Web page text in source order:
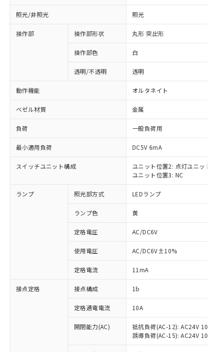
照光/非照光 照光
操作部 操作部形状 丸形 突出形
操作部色 白
透明/不透明 透明
動作機能 オルタネイト
ベゼル材質 金属
負荷 一般負荷用
最小適用負荷 DC5V 6mA
スイッチユニット構成
ユニット位置2: 点灯ユニット
ユニット位置3: NC
ランプ 照光部方式 LEDランプ
ランプ色 黄
定格電圧 AC/DC6V
使用電圧 AC/DC6V±10%
定格電流 11mA
接点定格 接点構成 1b
定格通電電流 10A
開閉能力(AC)
抵抗負荷(AC-12): AC24V 10A/
誘導負荷(AC-15): AC24V
以下の条件をお読みいただき、同意のうえ
本サービスは、当社制御機器事業取扱
商品の当社在庫状況および標準価格
(税抜)を提供させていただくもので
当社制御機器事業取扱商品の中には、
本サービスの対象外となる商品もある
非含有に対応した製品が提供可能な商品で
対応予定：EU RoHS指令（10物質）の非含
有に対応した製品に切り替える予定のある
対応予定なし：EU RoHS指令（10物質）の
非含有に非対応の商品で、対応品を出す予
調査・確認中：EU RoHS指令（10物質）の
非含有の対応状況を調査中または確認中の
非該当品：ライセンス料など無形物で、有
害物質有無と関係のない商品です。
仕入先様の事情により、非含有部品として
「○」：最大均質材料含有率が中国RoHSの
基準値以下であることを示します。
「×」：最大均質材料含有率が中国RoHSの